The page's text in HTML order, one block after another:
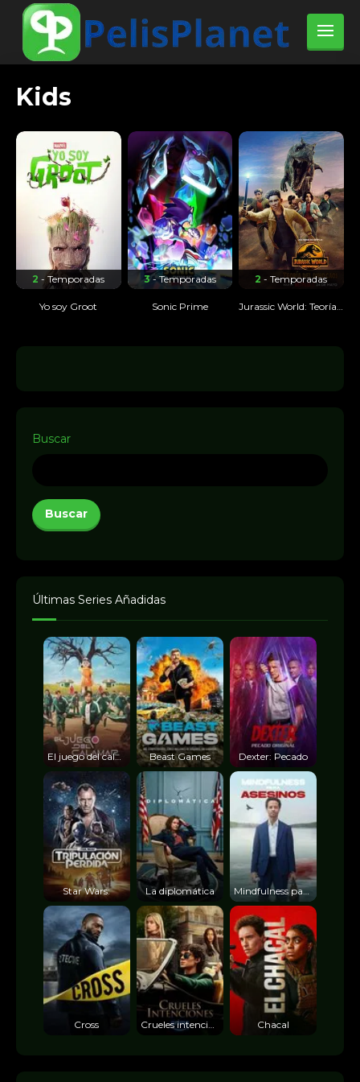
Kids
2- Temporadas
Yo soy Groot
3- Temporadas
Sonic Prime
2- Temporadas
Buscar
Buscar
Últimas Series Añadidas
El juego del calamar Beast Games Dexter: Pecado
Star Wars: La diplomática Mindfulness para
Cross Crueles intenciones Chacal